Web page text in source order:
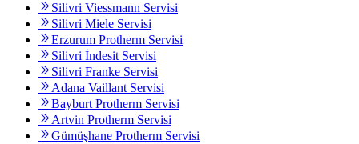
Silivri Viessmann Servisi
Silivri Miele Servisi
Erzurum Protherm Servisi
Silivri İndesit Servisi
Silivri Franke Servisi
Adana Vaillant Servisi
Bayburt Protherm Servisi
Artvin Protherm Servisi
Gümüşhane Protherm Servisi